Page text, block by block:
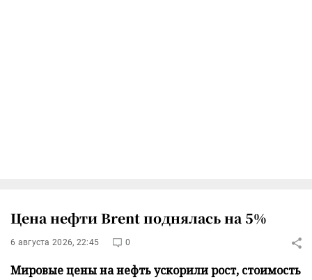
Цена нефти Brent поднялась на 5%
6 августа 2026, 22:45 0
Мировые цены на нефть ускорили рост, стоимость